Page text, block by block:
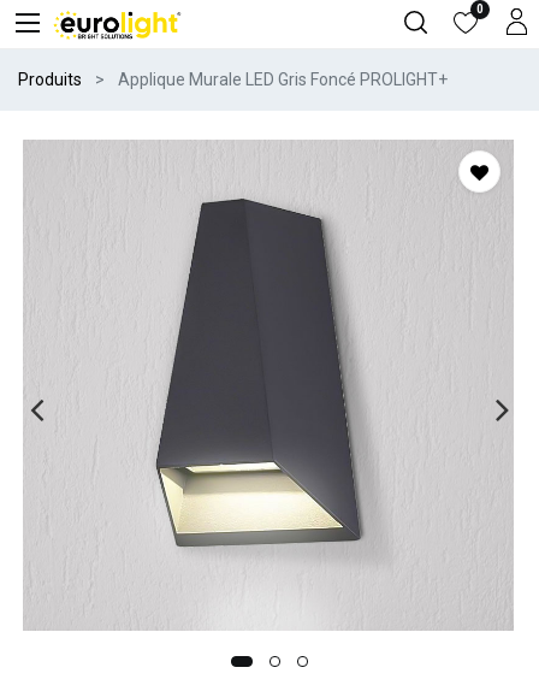
0
Produits Applique Murale LED Gris Foncé PROLIGHT+